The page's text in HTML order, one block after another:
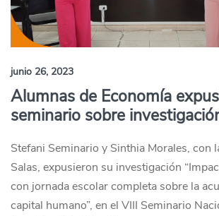
junio 26, 2023
Alumnas de Economía
seminario sobre
Stefani Seminario y Sinthia Morales, con
Salas, expusieron su investigación
con jornada escolar completa sobre la
capital humano”, en el VIII Seminario